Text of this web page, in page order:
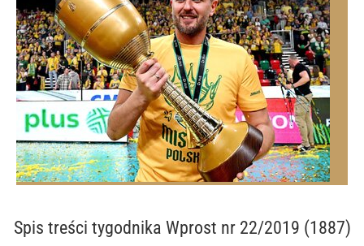
Spis treści tygodnika Wprost nr 22/2019 (1887)